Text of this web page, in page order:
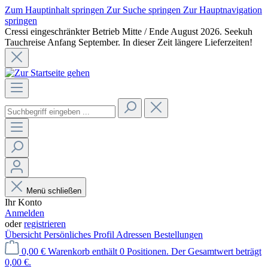
Zum Hauptinhalt springen Zur Suche springen Zur Hauptnavigation
springen
Cressi eingeschränkter Betrieb Mitte / Ende August 2026. Seekuh
Tauchreise Anfang September. In dieser Zeit längere Lieferzeiten!
Menü schließen
Ihr Konto
Anmelden
oderregistrieren
Übersicht Persönliches Profil Adressen Bestellungen
0,00 € Warenkorb enthält 0 Positionen. Der Gesamtwert beträgt
0,00 €.